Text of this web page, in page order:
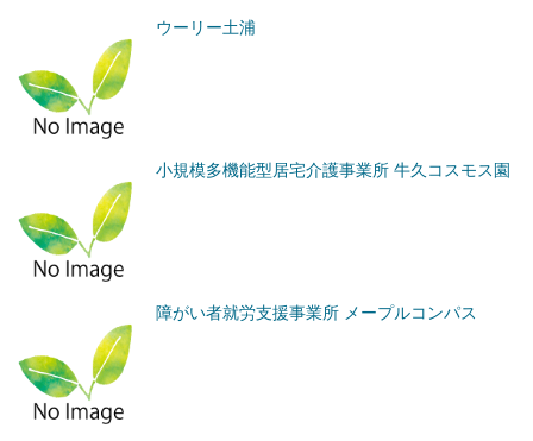
ウーリー土浦
小規模多機能型居宅介護事業所 牛久コスモス園
障がい者就労支援事業所 メープルコンパス